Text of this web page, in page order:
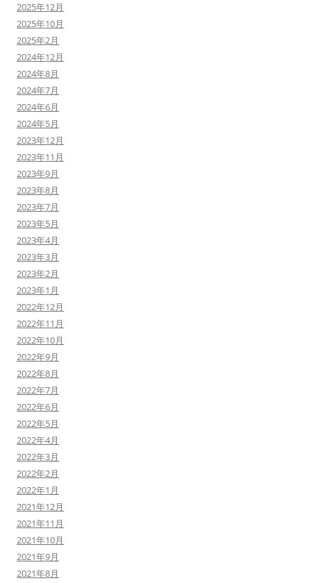
2025年12月
2025年10月
2025年2月
2024年12月
2024年8月
2024年7月
2024年6月
2024年5月
2023年12月
2023年11月
2023年9月
2023年8月
2023年7月
2023年5月
2023年4月
2023年3月
2023年2月
2023年1月
2022年12月
2022年11月
2022年10月
2022年9月
2022年8月
2022年7月
2022年6月
2022年5月
2022年4月
2022年3月
2022年2月
2022年1月
2021年12月
2021年11月
2021年10月
2021年9月
2021年8月